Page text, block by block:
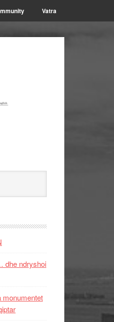
Vatra
dhe ndryshoi
monumentet